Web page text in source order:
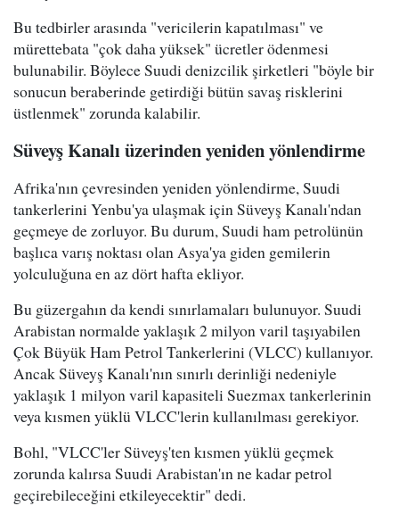
Bu tedbirler arasında "vericilerin kapatılması" ve
mürettebata "çok daha yüksek" ücretler ödenmesi
bulunabilir. Böylece Suudi denizcilik şirketleri "böyle bir
sonucun beraberinde getirdiği bütün savaş risklerini
üstlenmek" zorunda kalabilir.
Süveyş Kanalı üzerinden yeniden yönlendirme
Afrika'nın çevresinden yeniden yönlendirme, Suudi
tankerlerini Yenbu'ya ulaşmak için Süveyş Kanalı'ndan
geçmeye de zorluyor. Bu durum, Suudi ham petrolünün
başlıca varış noktası olan Asya'ya giden gemilerin
yolculuğuna en az dört hafta ekliyor.
Bu güzergahın da kendi sınırlamaları bulunuyor. Suudi
Arabistan normalde yaklaşık 2 milyon varil taşıyabilen
Çok Büyük Ham Petrol Tankerlerini (VLCC) kullanıyor.
Ancak Süveyş Kanalı'nın sınırlı derinliği nedeniyle
yaklaşık 1 milyon varil kapasiteli Suezmax tankerlerinin
veya kısmen yüklü VLCC'lerin kullanılması gerekiyor.
Bohl, "VLCC'ler Süveyş'ten kısmen yüklü geçmek
zorunda kalırsa Suudi Arabistan'ın ne kadar petrol
geçirebileceğini etkileyecektir" dedi.